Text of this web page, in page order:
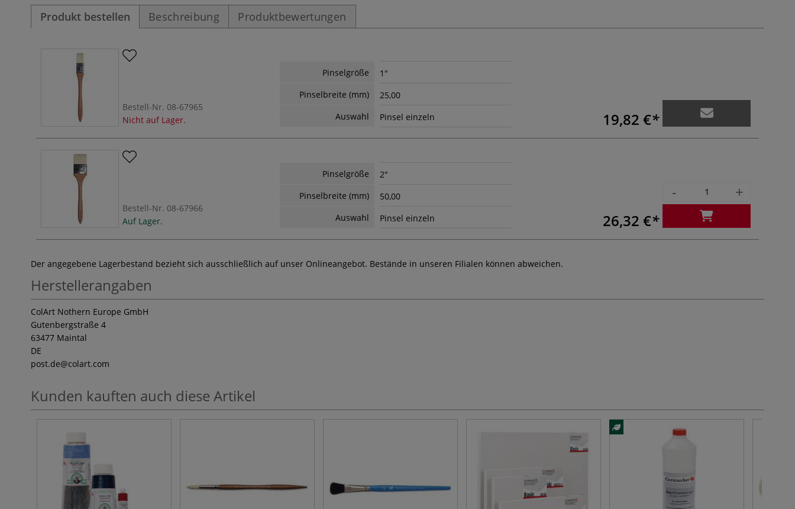
Produkt bestellen Beschreibung Produktbewertungen
Bestell-Nr. 08-67965
Nicht auf Lager.
Pinselgröße
1"
Pinselbreite (mm)
25,00
Auswahl
Pinsel einzeln 19,82 €
Bestell-Nr. 08-67966
Auf Lager.
Pinselgröße
2"
Pinselbreite (mm)
50,00
Auswahl
Pinsel einzeln 26,32 €
- +
Der angegebene Lagerbestand bezieht sich ausschließlich auf unser Onlineangebot. Bestände in unseren Filialen können abweichen.
Herstellerangaben
ColArt Nothern Europe GmbH
Gutenbergstraße 4
63477 Maintal
DE
post.de@colart.com
Kunden kauften auch diese Artikel